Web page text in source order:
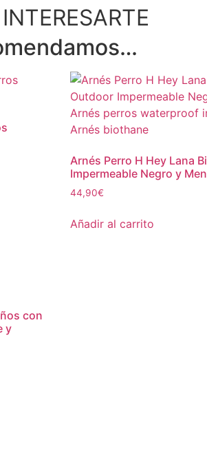
Arnés Perro H Hey Lana
Impermeable Negro y
44,90€
Añadir al carrito
con
y